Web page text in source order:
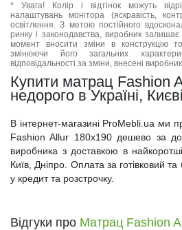
* Увага! Колір і відтінок можуть
налаштувань монітора (яскравість,
освітлення. З метою постійного
ринку і законодавства, виробник
момент вносити зміни в конструкцію
змінюючи його загальних
відповідальності за зміни, внесені
Купити матрац Fashion
недорого в Україні,
В інтернет-магазині ProMebli.ua ми
Fashion Allur 180x190 дешево за
виробника з доставкою в найкоротші
Київ, Дніпро. Оплата за готівковий та
у кредит та розстрочку.
Відгуки про Матрац Fashion